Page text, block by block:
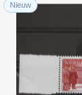
Nieuw